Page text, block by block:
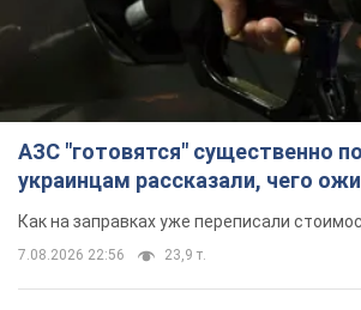
АЗС "готовятся" существенно
украинцам рассказали, чего
Как на заправках уже переписали
7.08.2026 22:56 23,9 т.